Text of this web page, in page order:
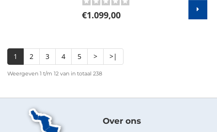
€1.099,00
1 2 3 4 5 > >|
Weergeven 1 t/m 12 van in totaal 238
Over ons